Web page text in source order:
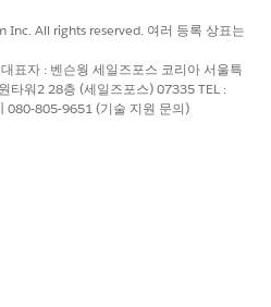
All rights reserved. 여러 등록 상표는
표자 : 벤슨웡 세일즈포스 코리아 서울특
타워2 28층 (세일즈포스) 07335 TEL :
080-805-9651 (기술 지원 문의)